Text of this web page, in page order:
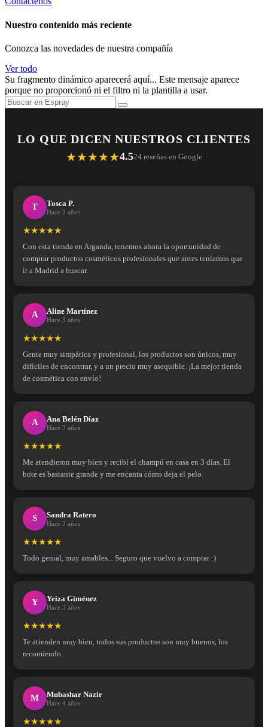
Nuestro contenido más reciente
Conozca las novedades de nuestra compañía
Ver todo
Su fragmento dinámico aparecerá aquí... Este mensaje aparece
porque no proporcionó ni el filtro ni la plantilla a usar.
LO QUE DICEN NUESTROS CLIENTES
★★★★★4.524 reseñas en Google
T Tosca P.
Hace 3 años
★★★★★
Con esta tienda en Arganda, tenemos ahora la oportunidad de
comprar productos cosméticos profesionales que antes teníamos que
ir a Madrid a buscar.
A Aline Martínez
Hace 3 años
★★★★★
Gente muy simpática y profesional, los productos son únicos, muy
difíciles de encontrar, y a un precio muy asequible. ¡La mejor tienda
de cosmética con envío!
A Ana Belén Díaz
Hace 3 años
★★★★★
Me atendieron muy bien y recibí el champú en casa en 3 días. El
bote es bastante grande y me encanta cómo deja el pelo.
S Sandra Ratero
Hace 3 años
★★★★★
Todo genial, muy amables... Seguro que vuelvo a comprar :)
Y Yeiza Giménez
Hace 3 años
★★★★★
Te atienden muy bien, todos sus productos son muy buenos, los
recomiendo.
M Mubashar Nazir
Hace 4 años
★★★★★